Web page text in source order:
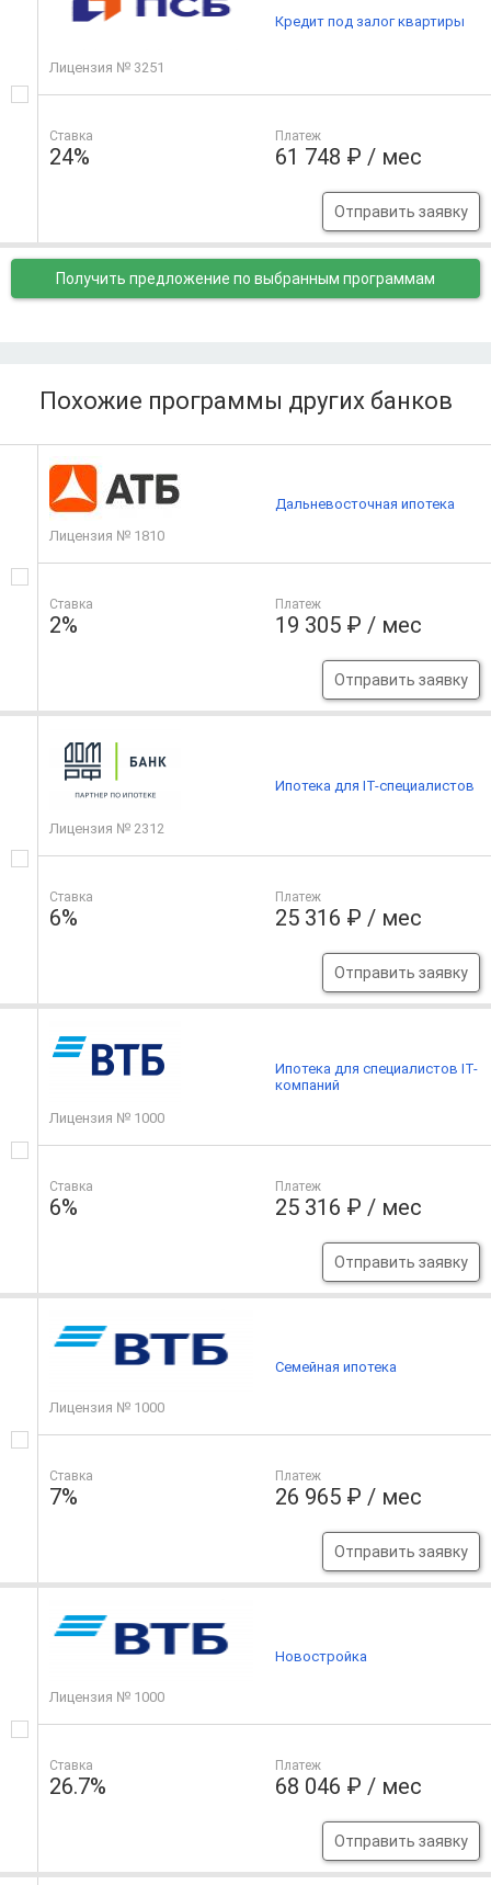
Лицензия № 3251
Ставка
24%
Платеж
61 748 ₽ / мес
Отправить заявку
Кредит под залог квартиры
Получить предложение по выбранным программам
Похожие программы других банков
Лицензия № 1810
Ставка
2%
Платеж
19 305 ₽ / мес
Отправить заявку
Дальневосточная ипотека
Лицензия № 2312
Ставка
6%
Платеж
25 316 ₽ / мес
Отправить заявку
Ипотека для IT-специалистов
Лицензия № 1000
Ставка
6%
Платеж
25 316 ₽ / мес
Отправить заявку
Ипотека для специалистов IT-
компаний
Лицензия № 1000
Ставка
7%
Платеж
26 965 ₽ / мес
Отправить заявку
Семейная ипотека
Лицензия № 1000
Ставка
26.7%
Платеж
68 046 ₽ / мес
Отправить заявку
Новостройка